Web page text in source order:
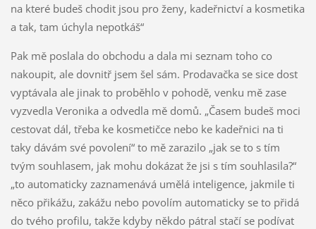
na které budeš chodit jsou pro ženy, kadeřnictví a kosmetika
a tak, tam úchyla nepotkáš“
Pak mě poslala do obchodu a dala mi seznam toho co
nakoupit, ale dovnitř jsem šel sám. Prodavačka se sice dost
vyptávala ale jinak to proběhlo v pohodě, venku mě zase
vyzvedla Veronika a odvedla mě domů. „Časem budeš moci
cestovat dál, třeba ke kosmetičce nebo ke kadeřnici na ti
taky dávám své povolení“ to mě zarazilo „jak se to s tím
tvým souhlasem, jak mohu dokázat že jsi s tím souhlasila?“
„to automaticky zaznamenává umělá inteligence, jakmile ti
něco přikážu, zakážu nebo povolím automaticky se to přidá
do tvého profilu, takže kdyby někdo pátral stačí se podívat